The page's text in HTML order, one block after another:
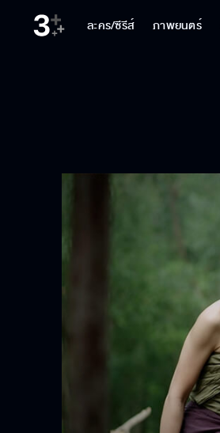
ละคร/ซีรีส์ ภาพยนตร์